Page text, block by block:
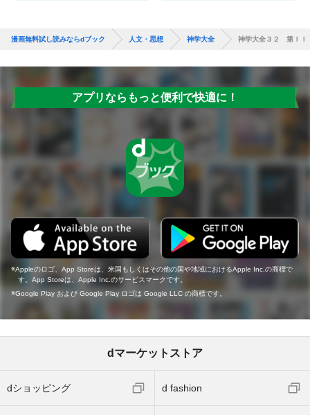
漫画無料試し読みならdブック 人文・思想 神学大全 神学大全３２ 第ＩＩ
アプリならもっと便利で快適に！
Appleのロゴ、App Storeは、米国もしくはその他の国や地域におけるApple Inc.の商標で
す。App Storeは、Apple Inc.のサービスマークです。
Google Play および Google Play ロゴは Google LLC の商標です。
dマーケットストア
dショッピング d fashion